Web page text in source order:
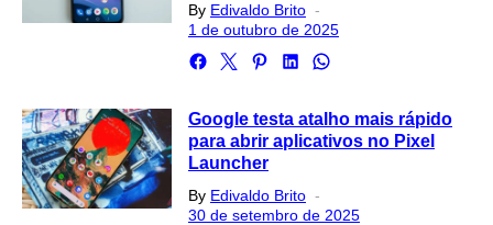
By Edivaldo Brito
on
1 de outubro de 2025
Google testa atalho mais rápido
para abrir aplicativos no Pixel
Launcher
By Edivaldo Brito
on
30 de setembro de 2025